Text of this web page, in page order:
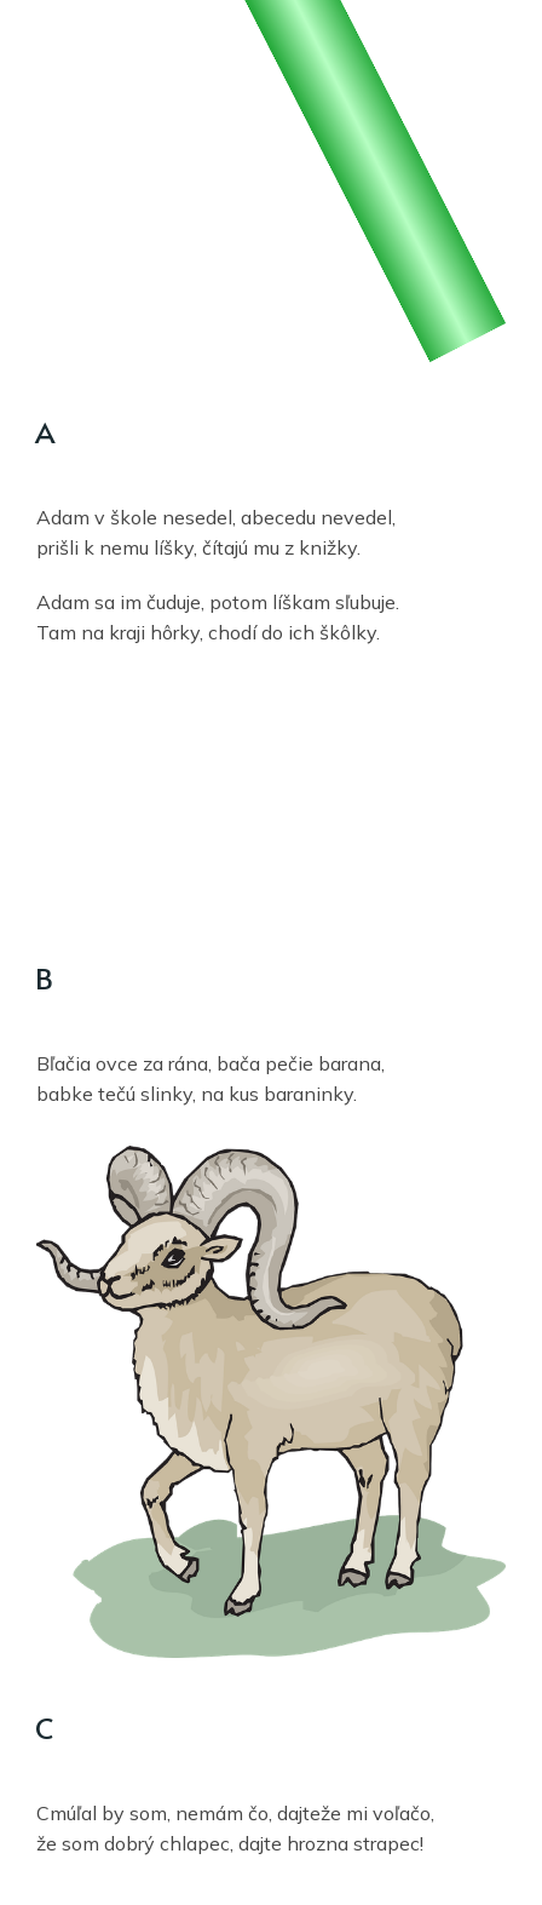
A
Adam v škole nesedel, abecedu nevedel,
prišli k nemu líšky, čítajú mu z knižky.
Adam sa im čuduje, potom líškam sľubuje.
Tam na kraji hôrky, chodí do ich škôlky.
B
Bľačia ovce za rána, bača pečie barana,
babke tečú slinky, na kus baraninky.
C
Cmúľal by som, nemám čo, dajteže mi voľačo,
že som dobrý chlapec, dajte hrozna strapec!